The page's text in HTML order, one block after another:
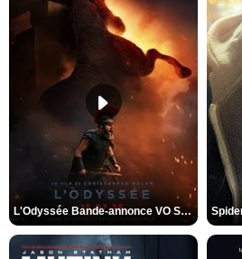
L'Odyssée Bande-annonce VO STFR